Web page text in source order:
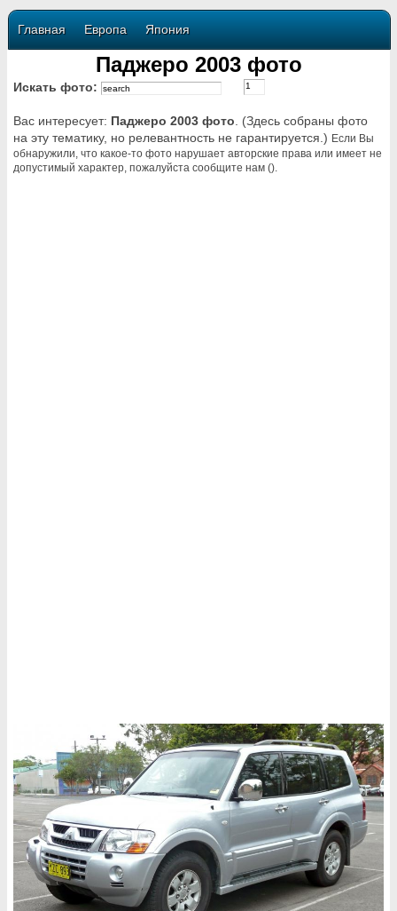
Главная Европа Япония
Паджеро 2003 фото
Искать фото:
Вас интересует: Паджеро 2003 фото . (Здесь собраны фото
на эту тематику, но релевантность не гарантируется.) Если Вы
обнаружили, что какое-то фото нарушает авторские права или имеет не
допустимый характер, пожалуйста сообщите нам ().